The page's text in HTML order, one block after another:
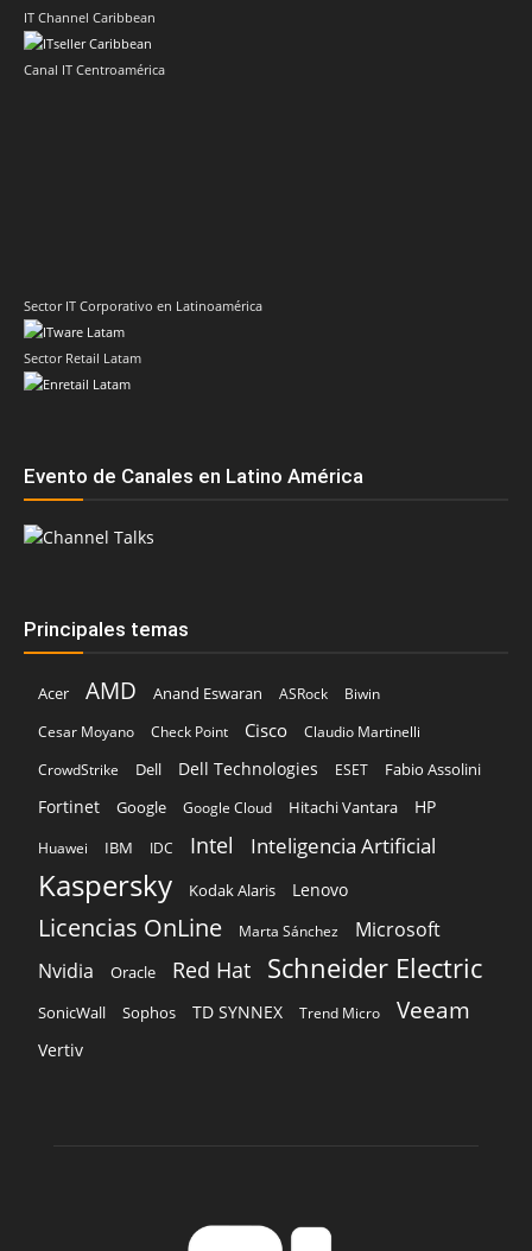
IT Channel Caribbean
Canal IT Centroamérica
Sector IT Corporativo en Latinoamérica
Sector Retail Latam
Evento de Canales en Latino América
Principales temas
Acer AMD Anand Eswaran ASRock
Biwin
Cesar Moyano
Check Point Cisco
Claudio Martinelli
CrowdStrike
Dell Dell Technologies ESET Fabio Assolini
Fortinet Google Google Cloud Hitachi Vantara HP
Huawei IBM IDC Intel Inteligencia Artificial
Kaspersky Kodak Alaris Lenovo
Licencias OnLine Marta Sánchez
Microsoft
Nvidia
Oracle Red Hat Schneider Electric
SonicWall Sophos TD SYNNEX Trend Micro Veeam
Vertiv